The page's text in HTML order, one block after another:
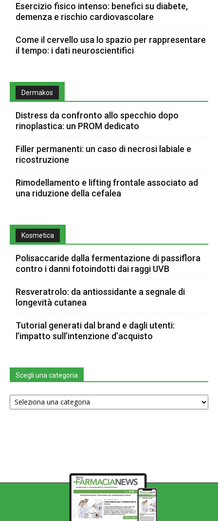
Esercizio fisico intenso: benefici su diabete,
demenza e rischio cardiovascolare
Come il cervello usa lo spazio per rappresentare
il tempo: i dati neuroscientifici
Dermakos
Distress da confronto allo specchio dopo
rinoplastica: un PROM dedicato
Filler permanenti: un caso di necrosi labiale e
ricostruzione
Rimodellamento e lifting frontale associato ad
una riduzione della cefalea
Kosmetica
Polisaccaride dalla fermentazione di passiflora
contro i danni fotoindotti dai raggi UVB
Resveratrolo: da antiossidante a segnale di
longevità cutanea
Tutorial generati dal brand e dagli utenti:
l’impatto sull’intenzione d’acquisto
Scegli una categoria
Scegli
una